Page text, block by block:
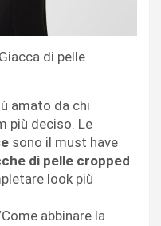
di pelle
amato da chi
più deciso. Le
sono il must have
di pelle cropped
look più
abbinare la